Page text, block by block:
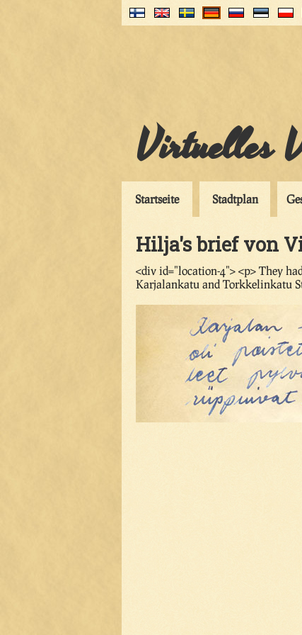
Virtuelles
Startseite Stadtplan
Hilja's brief von
<div id="location-4"> <p> They
Karjalankatu and Torkkelinkatu